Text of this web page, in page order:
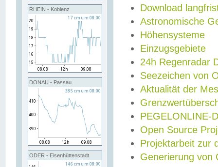
RHEIN - Koblenz
DONAU - Passau
ODER - Eisenhüttenstadt
Download
Astronomische
Höhensysteme
Einzugsgebiete
24h Regenradar
Seezeichen von
Aktualität der
PEGELONLINE-
Open Source
Projektarbeit zur
Generierung von